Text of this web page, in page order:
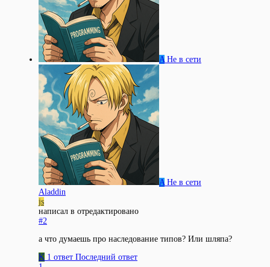
A Не в сети
A Не в сети
Aladdin
js
написал в отредактировано
#2
а что думаешь про наследование типов? Или шляпа?
K 1 ответ Последний ответ